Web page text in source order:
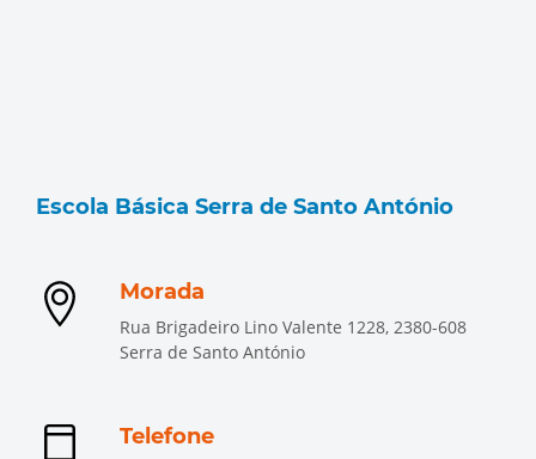
Escola Básica Serra de Santo António
Morada
Rua Brigadeiro Lino Valente 1228, 2380-608
Serra de Santo António
Telefone